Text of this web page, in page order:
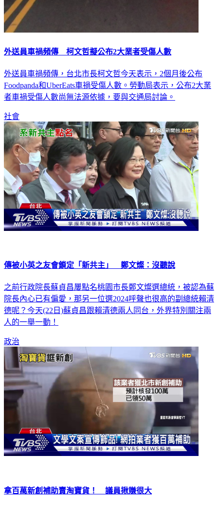
外送員車禍頻傳 柯文哲擬公布2大業者受傷人數
外送員車禍頻傳，台北市長柯文哲今天表示，2個月後公布
Foodpanda和UberEats車禍受傷人數。勞動局表示，公布2大業
者車禍受傷人數尚無法源依據，要與交通局討論。
社會
傳被小英之友會鎖定「新共主」 鄭文燦：沒聽說
之前行政院長蘇貞昌屢點名桃園市長鄭文燦選總統，被認為蘇
院長內心已有偏愛，那另一位選2024呼聲也很高的副總統賴清
德呢？今天(22日)蘇貞昌跟賴清德兩人同台，外界特別關注兩
人的一舉一動！
政治
拿百萬新創補助賣淘寶貨！ 議員揪賺很大